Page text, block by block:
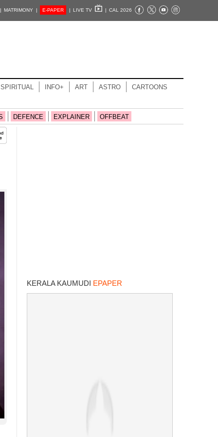
MATRIMONY | E-PAPER | LIVE TV | CAL 2026
SPIRITUAL INFO+ ART ASTRO CARTOONS
DEFENCE EXPLAINER OFFBEAT
KERALA KAUMUDI EPAPER